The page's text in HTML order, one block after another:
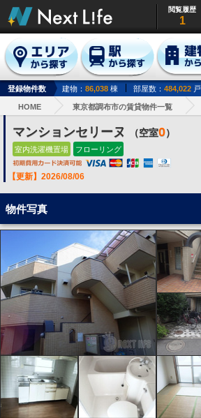
閲覧履歴
1
登録物件数 建物： 86,038 棟 部屋数： 484,022 戸
HOME 東京都調布市の賃貸物件一覧
マンションセリーヌ （空室0）
室内洗濯機置場 フローリング
【更新】2026/08/06
物件写真